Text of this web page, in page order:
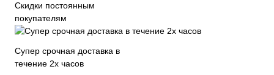
Скидки постоянным
покупателям
Супер срочная доставка в
течение 2х часов